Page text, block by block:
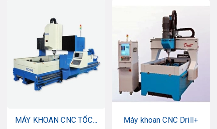
MÁY KHOAN CNC TỐC... Máy khoan CNC Drill+